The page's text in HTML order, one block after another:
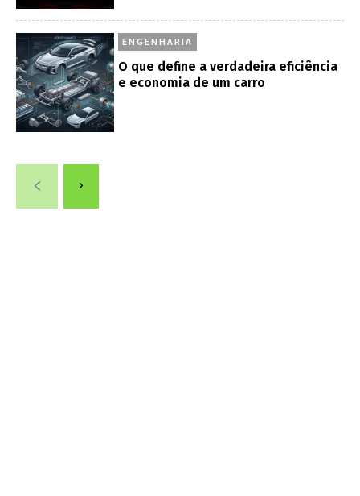
ENGENHARIA
O que define a verdadeira eficiência
e economia de um carro